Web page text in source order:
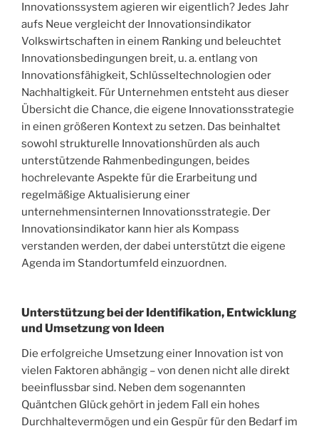
Innovationssystem agieren wir eigentlich? Jedes Jahr
aufs Neue vergleicht der Innovationsindikator
Volkswirtschaften in einem Ranking und beleuchtet
Innovationsbedingungen breit, u. a. entlang von
Innovationsfähigkeit, Schlüsseltechnologien oder
Nachhaltigkeit. Für Unternehmen entsteht aus dieser
Übersicht die Chance, die eigene Innovationsstrategie
in einen größeren Kontext zu setzen. Das beinhaltet
sowohl strukturelle Innovationshürden als auch
unterstützende Rahmenbedingungen, beides
hochrelevante Aspekte für die Erarbeitung und
regelmäßige Aktualisierung einer
unternehmensinternen Innovationsstrategie. Der
Innovationsindikator kann hier als Kompass
verstanden werden, der dabei unterstützt die eigene
Agenda im Standortumfeld einzuordnen.
Unterstützung bei der Identifikation, Entwicklung
und Umsetzung von Ideen
Die erfolgreiche Umsetzung einer Innovation ist von
vielen Faktoren abhängig – von denen nicht alle direkt
beeinflussbar sind. Neben dem sogenannten
Quäntchen Glück gehört in jedem Fall ein hohes
Durchhaltevermögen und ein Gespür für den Bedarf im